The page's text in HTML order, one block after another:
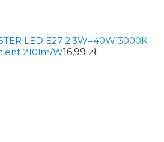
LED E27 2.3W=40W 3000K
210lm/W16,99 zł